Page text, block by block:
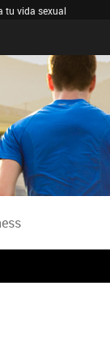
tu vida sexual